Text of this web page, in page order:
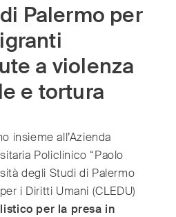
Palermo per
a violenza
e tortura
insieme all’Azienda
Policlinico “Paolo
degli Studi di Palermo
i Diritti Umani (CLEDU)
per la presa in